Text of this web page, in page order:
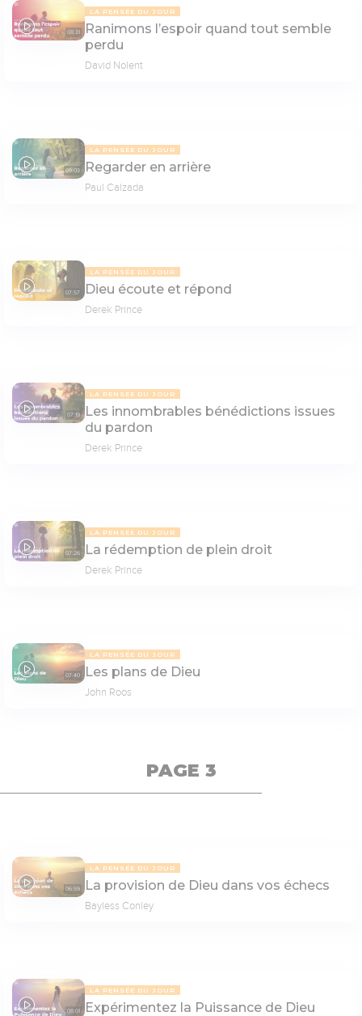
08:31
LA PENSÉE DU JOUR
Ranimons l’espoir quand tout semble
perdu
David Nolent
09:03
LA PENSÉE DU JOUR
Regarder en arrière
Paul Calzada
07:57
LA PENSÉE DU JOUR
Dieu écoute et répond
Derek Prince
07:19
LA PENSÉE DU JOUR
Les innombrables bénédictions issues
du pardon
Derek Prince
07:26
LA PENSÉE DU JOUR
La rédemption de plein droit
Derek Prince
07:40
LA PENSÉE DU JOUR
Les plans de Dieu
John Roos
PAGE 3
06:59
LA PENSÉE DU JOUR
La provision de Dieu dans vos échecs
Bayless Conley
08:01
LA PENSÉE DU JOUR
Expérimentez la Puissance de Dieu